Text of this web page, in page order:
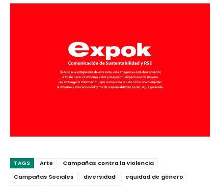
TAGS Arte
Campañas contra la violencia
Campañas Sociales
diversidad
equidad de género